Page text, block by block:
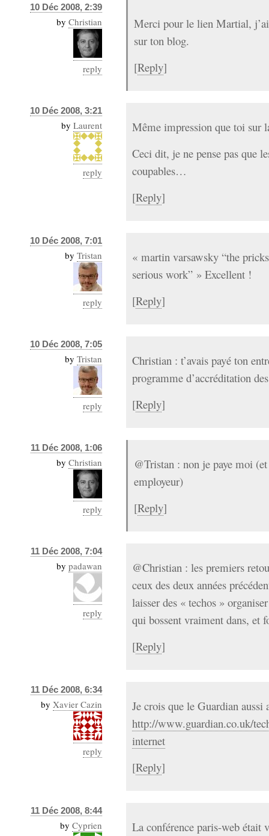
10 Déc 2008, 2:39
by Christian
reply
Merci pour le lien Martial,
sur ton blog.
[Reply]
10 Déc 2008, 3:21
by Laurent
reply
Même impression que toi sur
Ceci dit, je ne pense pas que
coupables…
[Reply]
10 Déc 2008, 7:01
by Tristan
reply
« martin varsawsky “the
serious work” » Excellent !
[Reply]
10 Déc 2008, 7:05
by Tristan
reply
Christian : t’avais payé ton
programme d’accréditation
[Reply]
11 Déc 2008, 1:06
by Christian
reply
@Tristan : non je paye moi
employeur)
[Reply]
11 Déc 2008, 7:04
by padawan
reply
@Christian : les premiers
ceux des deux années
laisser des « techos »
qui bossent vraiment dans, et
[Reply]
11 Déc 2008, 6:34
by Xavier Cazin
reply
Je crois que le Guardian aussi
http://www.guardian.co.uk/
internet
[Reply]
11 Déc 2008, 8:44
by Cyprien
La conférence paris-web était